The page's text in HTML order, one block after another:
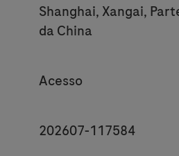
Location
Shanghai, Xangai,
da China
Category
Acesso
JobId
202607-117584